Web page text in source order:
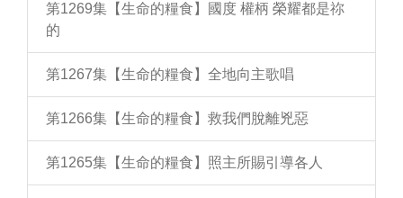
第1269集【生命的糧食】國度 權柄 榮耀都是祢
的
第1267集【生命的糧食】全地向主歌唱
第1266集【生命的糧食】救我們脫離兇惡
第1265集【生命的糧食】照主所賜引導各人